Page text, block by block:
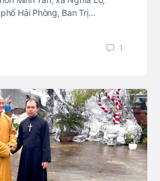
Hải Phòng, Ban Trị…
1